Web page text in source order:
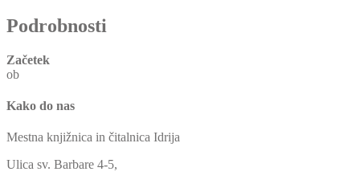
Podrobnosti
Začetek
ob
Kako do nas
Mestna knjižnica in čitalnica Idrija
Ulica sv. Barbare 4-5,